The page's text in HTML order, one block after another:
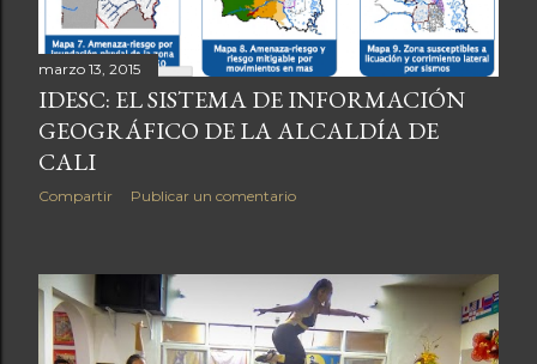
marzo 13, 2015
IDESC: EL SISTEMA DE INFORMACIÓN
GEOGRÁFICO DE LA ALCALDÍA DE
CALI
Compartir Publicar un comentario